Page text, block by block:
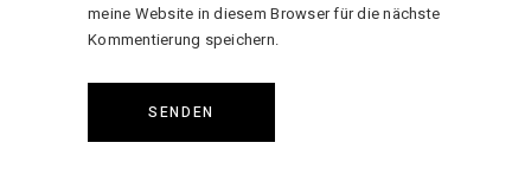
meine Website in diesem Browser für die nächste
Kommentierung speichern.